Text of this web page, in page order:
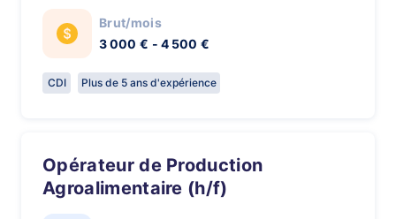
Brut/mois
3 000 € - 4 500 €
CDI Plus de 5 ans d'expérience
Opérateur de Production
Agroalimentaire (h/f)